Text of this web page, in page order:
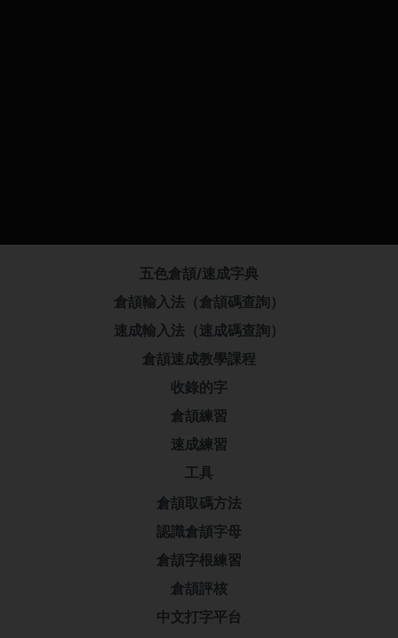
五色倉頡/速成字典
倉頡輸入法（倉頡碼查詢）
速成輸入法（速成碼查詢）
倉頡速成教學課程
收錄的字
倉頡練習
速成練習
工具
倉頡取碼方法
認識倉頡字母
倉頡字根練習
倉頡評核
中文打字平台